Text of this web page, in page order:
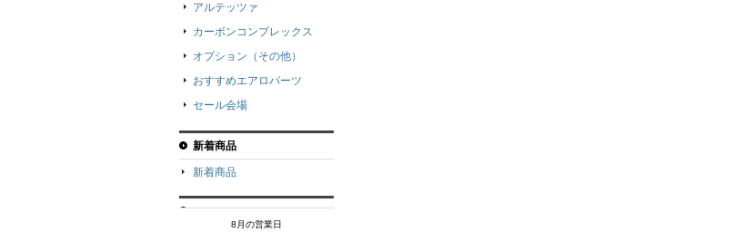
アルテッツァ
カーボンコンプレックス
オプション（その他）
おすすめエアロパーツ
セール会場
新着商品
新着商品
8月の営業日